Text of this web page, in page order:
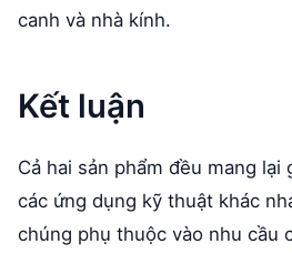
canh và nhà kính.
Kết luận
Cả hai sản phẩm đều mang lại
các ứng dụng kỹ thuật khác
chúng phụ thuộc vào nhu cầu